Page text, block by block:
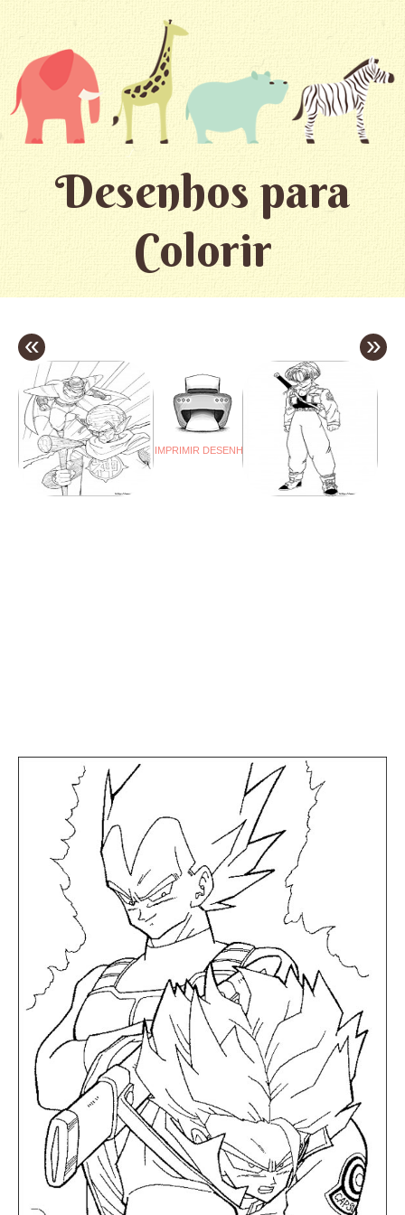
Desenhos para
Colorir
«
IMPRIMIR DESENHO
»